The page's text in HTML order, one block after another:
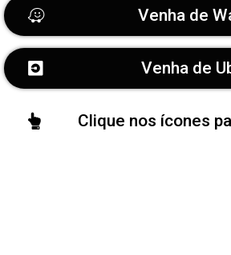
Venha de
Venha de
Clique nos ícones